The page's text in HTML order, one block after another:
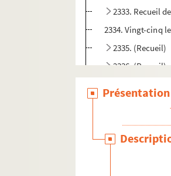
2333. Recueil
2334. Vingt-cinq
2335. (Recueil)
2336. (Recueil)
2340. Recueil